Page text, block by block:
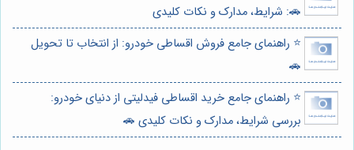
🚗: شرایط، مدارک و نکات کلیدی
⭐️ راهنمای جامع فروش اقساطی خودرو: از انتخاب تا تحویل
🚗
⭐️ راهنمای جامع خرید اقساطی فیدلیتی از دنیای خودرو:
بررسی شرایط، مدارک و نکات کلیدی 🚗